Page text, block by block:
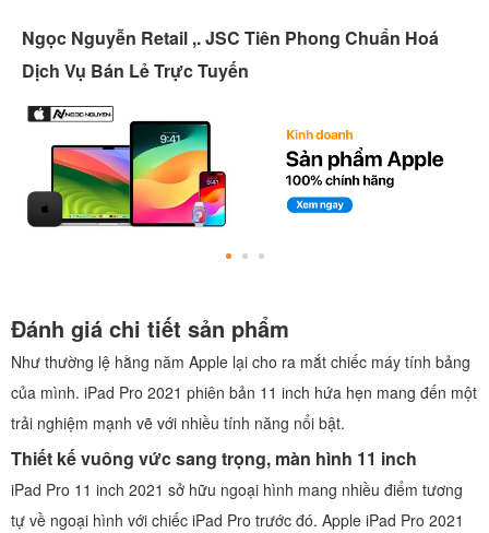
Ngọc Nguyễn Retail ,. JSC Tiên Phong Chuẩn Hoá
Dịch Vụ Bán Lẻ Trực Tuyến
Đánh giá chi tiết sản phẩm
Như thường lệ hằng năm Apple lại cho ra mắt chiếc máy tính bảng
của mình. iPad Pro 2021 phiên bản 11 inch hứa hẹn mang đến một
trải nghiệm mạnh vẽ với nhiều tính năng nổi bật.
Thiết kế vuông vức sang trọng, màn hình 11 inch
iPad Pro 11 inch 2021 sở hữu ngoại hình mang nhiều điểm tương
tự về ngoại hình với chiếc iPad Pro trước đó. Apple iPad Pro 2021